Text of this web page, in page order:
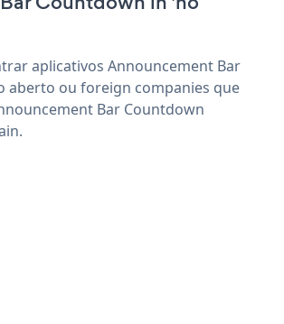
aplicativos Announcement Bar
aberto ou foreign companies que
Bar Countdown